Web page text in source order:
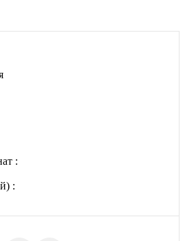
:
: